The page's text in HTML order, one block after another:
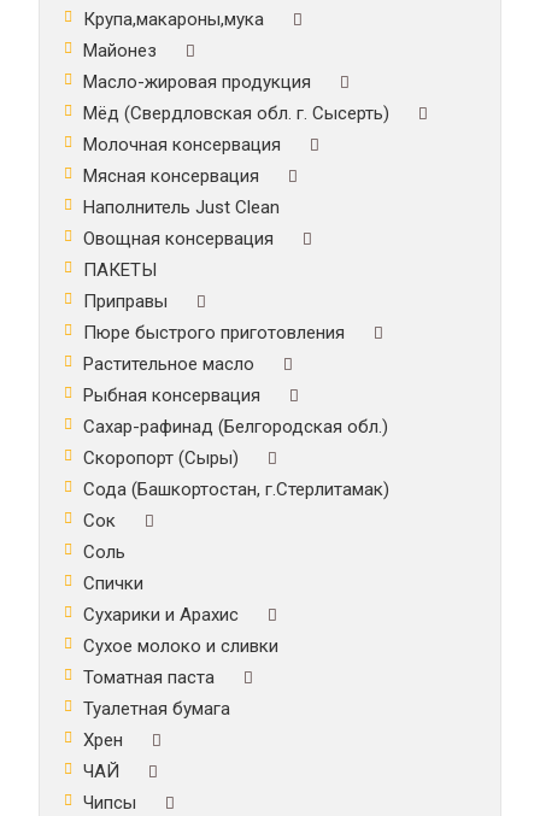
Крупа,макароны,мука
Майонез
Масло-жировая продукция
Мёд (Свердловская обл. г. Сысерть)
Молочная консервация
Мясная консервация
Наполнитель Just Clean
Овощная консервация
ПАКЕТЫ
Приправы
Пюре быстрого приготовления
Растительное масло
Рыбная консервация
Сахар-рафинад (Белгородская обл.)
Скоропорт (Сыры)
Сода (Башкортостан, г.Стерлитамак)
Сок
Соль
Спички
Сухарики и Арахис
Сухое молоко и сливки
Томатная паста
Туалетная бумага
Хрен
ЧАЙ
Чипсы